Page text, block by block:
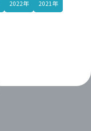
2022年 2021年